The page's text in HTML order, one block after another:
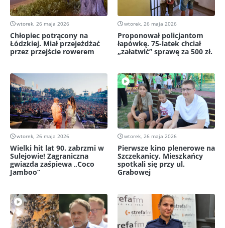
wtorek, 26 maja 2026
Chłopiec potrącony na
Łódzkiej. Miał przejeżdżać
przez przejście rowerem
wtorek, 26 maja 2026
Proponował policjantom
łapówkę. 75-latek chciał
„załatwić” sprawę za 500 zł.
wtorek, 26 maja 2026
Wielki hit lat 90. zabrzmi w
Sulejowie! Zagraniczna
gwiazda zaśpiewa „Coco
Jamboo”
wtorek, 26 maja 2026
Pierwsze kino plenerowe na
Szczekanicy. Mieszkańcy
spotkali się przy ul.
Grabowej